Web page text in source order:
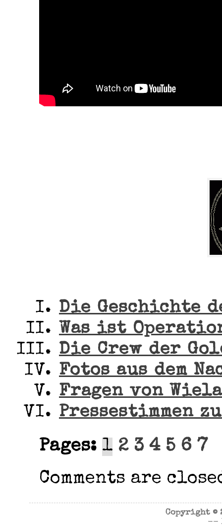
Die Geschichte
Was ist
Die Crew der
Fotos aus dem
Fragen von
Pressestimmen
Pages: 1 2 3 4 5 6 7
Comments are
Copyright ©
--